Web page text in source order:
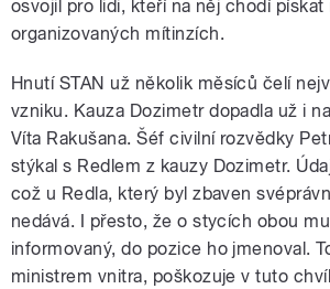
osvojil pro lidi, kteří na něj chodí pískat
organizovaných mítinzích.
Hnutí STAN už několik měsíců čelí
vzniku. Kauza Dozimetr dopadla už i
Víta Rakušana. Šéf civilní rozvědky
stýkal s Redlem z kauzy Dozimetr.
což u Redla, který byl zbaven
nedává. I přesto, že o stycích obou
informovaný, do pozice ho jmenoval.
ministrem vnitra, poškozuje v tuto